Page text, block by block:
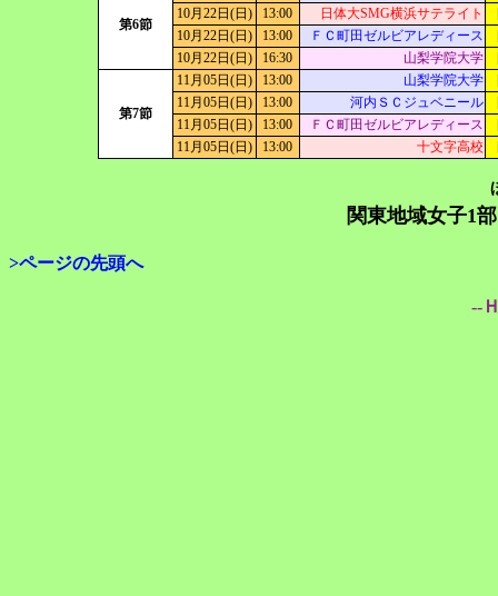
第6節
10月22日(日)
13:00 日体大SMG横浜サテライト
10月22日(日)
13:00 ＦＣ町田ゼルビアレディース
10月22日(日)
16:30 山梨学院大学
第7節
11月05日(日) 13:00 山梨学院大学
11月05日(日)
13:00 河内ＳＣジュベニール
11月05日(日)
13:00 ＦＣ町田ゼルビアレディース
11月05日(日)
13:00 十文字高校
関東地域女子1部
>ページの先頭へ
--